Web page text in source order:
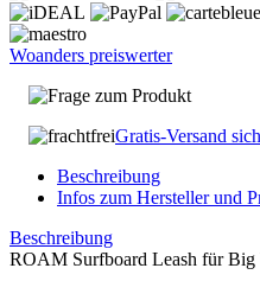
Woanders preiswerter
Frage zum Produkt
Gratis-Versand
Beschreibung
Infos zum Hersteller und
Beschreibung
ROAM Surfboard Leash für Big